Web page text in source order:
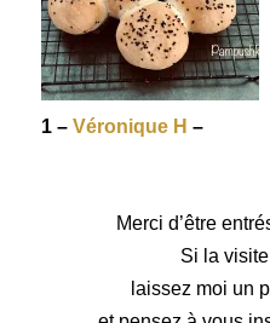
1 –Véronique H –
Merci d’être
Si la
laissez moi un